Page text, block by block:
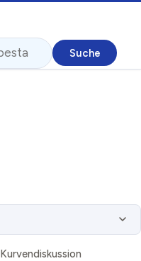
Kurvendiskussion